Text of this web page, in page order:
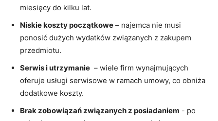
miesięcy⁢ do kilku lat.
Niskie koszty początkowe – najemca nie musi
ponosić dużych⁣ wydatków związanych ⁣z zakupem⁢
przedmiotu.
Serwis i utrzymanie ⁤ – wiele firm ⁣wynajmujących ​
oferuje usługi serwisowe w ramach​ umowy, co obniża⁢
dodatkowe⁤ koszty.
Brak⁣ zobowiązań związanych z posiadaniem -‍ po